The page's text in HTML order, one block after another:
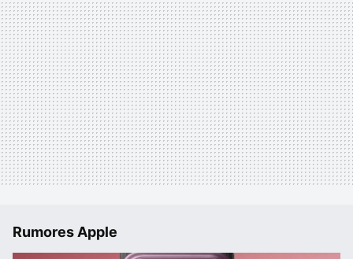
Rumores Apple